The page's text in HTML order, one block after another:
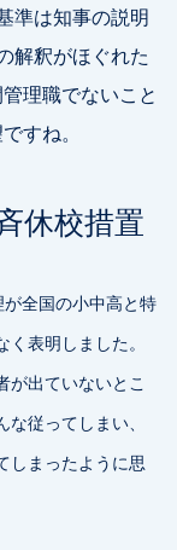
準は知事の説明
解釈がほぐれた
理職でないこと
すね。
休校措置
全国の小中高と特
表明しました。
が出ていないとこ
従ってしまい、
しまったように思